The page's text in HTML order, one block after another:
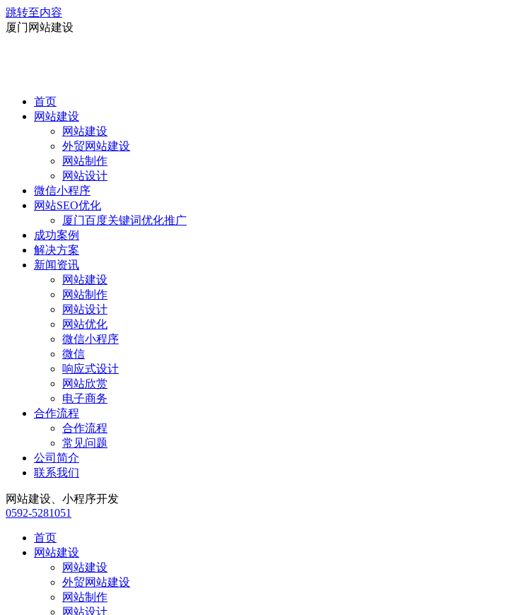
跳转至内容
厦门网站建设
首页
网站建设
网站建设
外贸网站建设
网站制作
网站设计
微信小程序
网站SEO优化
厦门百度关键词优化推广
成功案例
解决方案
新闻资讯
网站建设
网站制作
网站设计
网站优化
微信小程序
微信
响应式设计
网站欣赏
电子商务
合作流程
合作流程
常见问题
公司简介
联系我们
网站建设、小程序开发
0592-5281051
首页
网站建设
网站建设
外贸网站建设
网站制作
网站设计